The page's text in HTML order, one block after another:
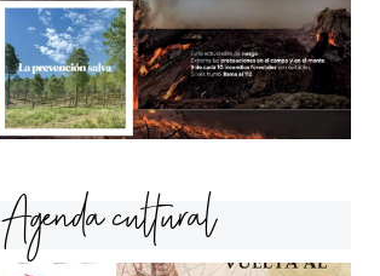
Agenda cultural